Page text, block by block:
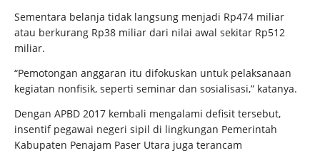
Sementara belanja tidak langsung menjadi Rp474 miliar
atau berkurang Rp38 miliar dari nilai awal sekitar Rp512
miliar.
“Pemotongan anggaran itu difokuskan untuk pelaksanaan
kegiatan nonfisik, seperti seminar dan sosialisasi,” katanya.
Dengan APBD 2017 kembali mengalami defisit tersebut,
insentif pegawai negeri sipil di lingkungan Pemerintah
Kabupaten Penajam Paser Utara juga terancam